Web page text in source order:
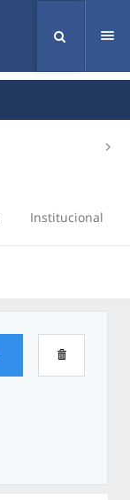
Institucional